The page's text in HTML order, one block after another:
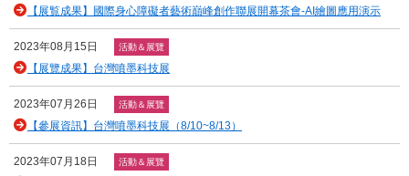
【展覧成果】國際身心障礙者藝術巔峰創作聯展開幕茶會-AI繪圖應用演示
2023年08月15日 活動＆展覽
【展覽成果】台灣噴墨科技展
2023年07月26日 活動＆展覽
【參展資訊】台灣噴墨科技展（8/10~8/13）
2023年07月18日 活動＆展覽